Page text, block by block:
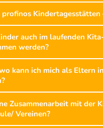
Kindertagesstätten
auch im laufenden
werden?
kann ich mich als Eltern
Zusammenarbeit mit der
Vereinen?